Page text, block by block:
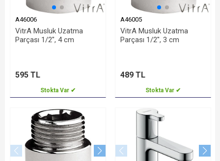
A46006
VitrA Musluk Uzatma
Parçası 1/2", 4 cm
595 TL
Stokta Var ✔
A46005
VitrA Musluk Uzatma
Parçası 1/2", 3 cm
489 TL
Stokta Var ✔